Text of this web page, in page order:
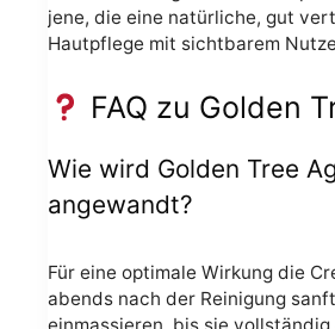
jene, die eine natürliche, gut
Hautpflege mit sichtbarem
FAQ zu Golden
Wie wird Golden Tree
angewandt?
Für eine optimale Wirkung die
abends nach der Reinigung